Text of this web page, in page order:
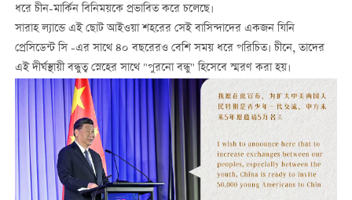
ধরে চীন-মার্কিন বিনিময়কে প্রভাবিত করে চলেছে।
সারাহ ল্যান্ডে এই ছোট আইওয়া শহরের সেই বাসিন্দাদের একজন যিনি
প্রেসিডেন্ট সি -এর সাথে ৪০ বছরেরও বেশি সময় ধরে পরিচিত। চীনে, তাদের
এই দীর্ঘস্থায়ী বন্ধুত্ব স্নেহের সাথে "পুরনো বন্ধু" হিসেবে স্মরণ করা হয়।